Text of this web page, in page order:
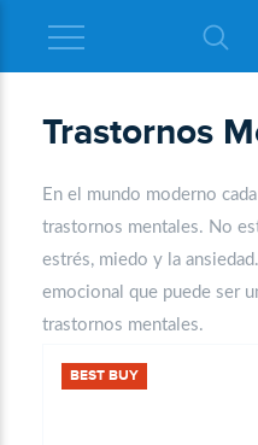
Trastornos
En el mundo moderno
trastornos mentales. No
estrés, miedo y la
emocional que puede ser
trastornos mentales.
BEST BUY